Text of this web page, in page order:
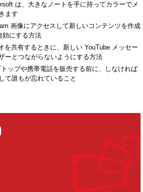
は、大きなノートを手に持ってカラーでメ
ます
画像にアクセスして新しいコンテンツを作成
効にする方法
を共有するときに、新しい YouTube メッセー
ーとつながらないようにする方法
ップや携帯電話を販売する前に、しなければ
て誰もが忘れていること